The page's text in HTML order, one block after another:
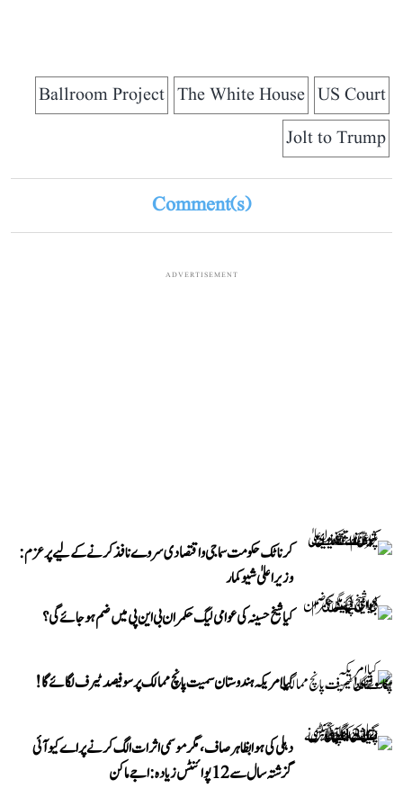
US Court
The White House
Ballroom Project
Jolt to Trump
Comment(s)
ADVERTISEMENT
کرناٹک حکومت سماجی و اقتصادی سروے نافذ کرنے کے لیے پرعزم:
وزیر اعلیٰ شیوکمار
کیا شیخ حسینہ کی عوامی لیگ حکمران بی این پی میں ضم ہو جائے گی؟
کیا امریکہ ہندوستان سمیت پانچ ممالک پر سو فیصد ٹیرف لگائے گا!
دہلی کی ہوا بظاہر صاف، مگر موسمی اثرات الگ کرنے پر اے کیو آئی
گزشتہ سال سے 12 پوائنٹس زیادہ: اجے ماکن